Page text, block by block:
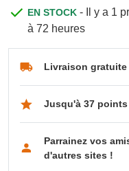
EN STOCK- Il y a 1
à 72 heures
Livraison gratuite
Jusqu'à 37
Parrainez vos
d'autres sites !